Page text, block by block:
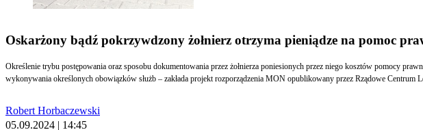
Oskarżony bądź pokrzywdzony żołnierz otrzyma pieniądze na pomoc
Określenie trybu postępowania oraz sposobu dokumentowania przez żołnierza poniesionych przez niego kosztów pomocy
wykonywania określonych obowiązków służb – zakłada projekt rozporządzenia MON opublikowany przez Rządowe Centrum
Robert Horbaczewski
05.09.2024 | 14:45